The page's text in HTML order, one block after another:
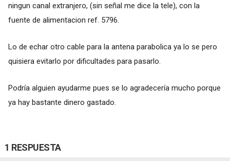
ningun canal extranjero, (sin señal me dice la tele), con la
fuente de alimentacion ref. 5796.
Lo de echar otro cable para la antena parabolica ya lo se pero
quisiera evitarlo por dificultades para pasarlo.
Podría alguien ayudarme pues se lo agradecería mucho porque
ya hay bastante dinero gastado.
1 RESPUESTA